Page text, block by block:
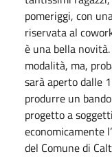
pomeriggi, con
riservata al
è una bella
modalità, ma,
sarà aperto dalle
produrre un
progetto a
economicamente
del Comune di